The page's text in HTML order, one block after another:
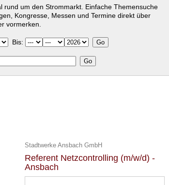
rund um den Strommarkt. Einfache Themensuche
Kongresse, Messen und Termine direkt über
vormerken.
Bis:
Stadtwerke Ansbach GmbH
Referent Netzcontrolling (m/w/d) -
Ansbach